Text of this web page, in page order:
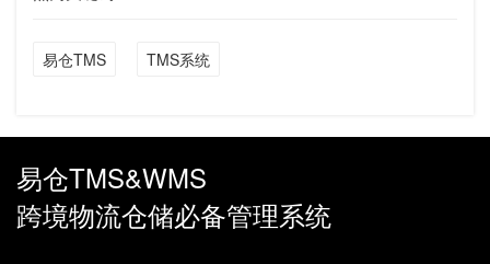
易仓TMS TMS系统
易仓TMS&WMS
跨境物流仓储必备管理系统